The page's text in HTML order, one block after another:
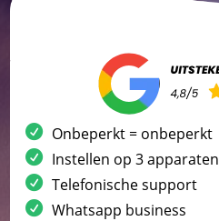
Onbeperkt = onbeperkt
Instellen op 3 apparaten
Telefonische support
Whatsapp business